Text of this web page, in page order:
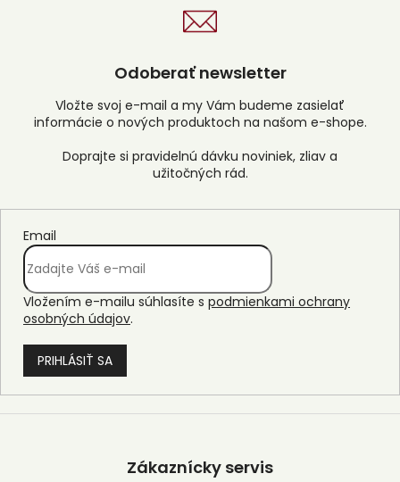
Odoberať newsletter
Vložte svoj e-mail a my Vám budeme zasielať
informácie o nových produktoch na našom e-shope.
Email
Vložením e-mailu súhlasíte s podmienkami ochrany
osobných údajov.
PRIHLÁSIŤ SA
Z
Zákaznícky servis